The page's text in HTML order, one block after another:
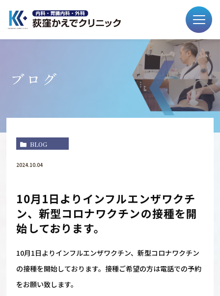
ブログ
BLOG
2024.10.04
10月1日よりインフルエンザワクチ
ン、新型コロナワクチンの接種を開
始しております。
10月1日よりインフルエンザワクチン、新型コロナワクチン
の接種を開始しております。接種ご希望の方は電話での予約
をお願い致します。